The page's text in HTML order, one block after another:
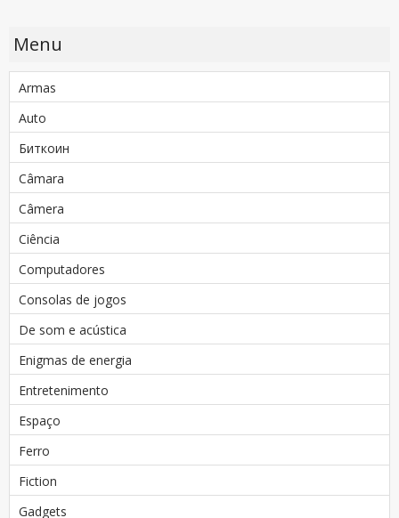
Menu
Armas
Auto
Биткоин
Câmara
Câmera
Ciência
Computadores
Consolas de jogos
De som e acústica
Enigmas de energia
Entretenimento
Espaço
Ferro
Fiction
Gadgets